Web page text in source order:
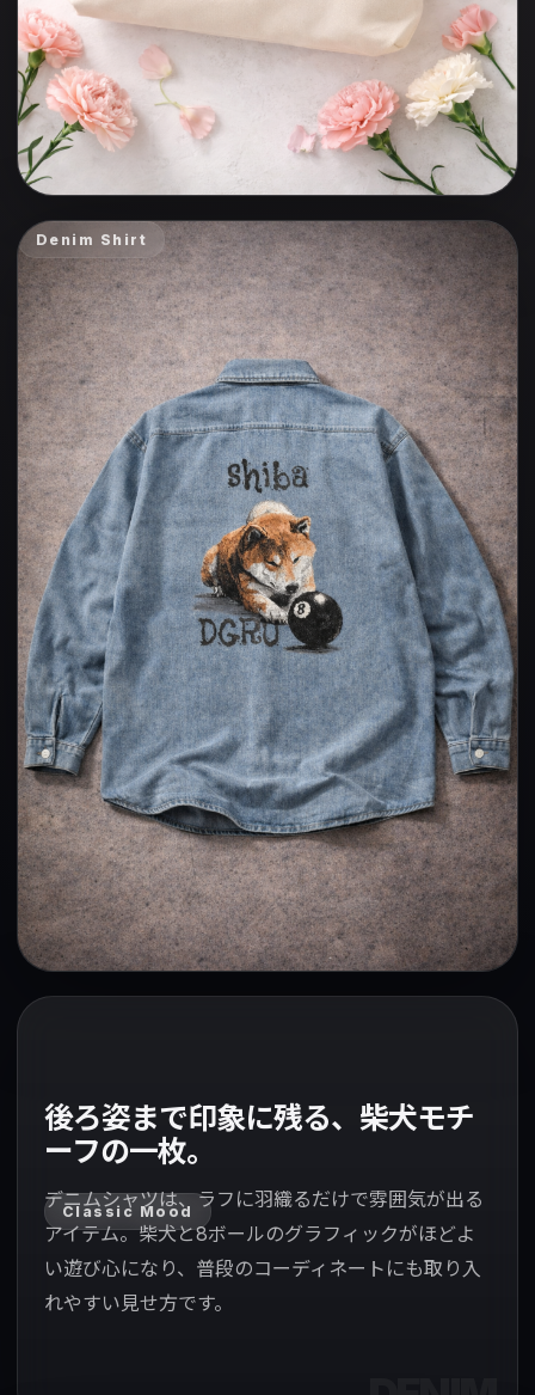
Denim Shirt
Classic Mood
後ろ姿まで印象に残る、柴犬モチ
ーフの一枚。
デニムシャツは、ラフに羽織るだけで雰囲気が出る
アイテム。柴犬と8ボールのグラフィックがほどよ
い遊び心になり、普段のコーディネートにも取り入
れやすい見せ方です。